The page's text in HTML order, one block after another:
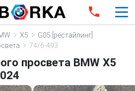
X5
G05 [рестайлинг]
74/6-493
просвета BMW X5